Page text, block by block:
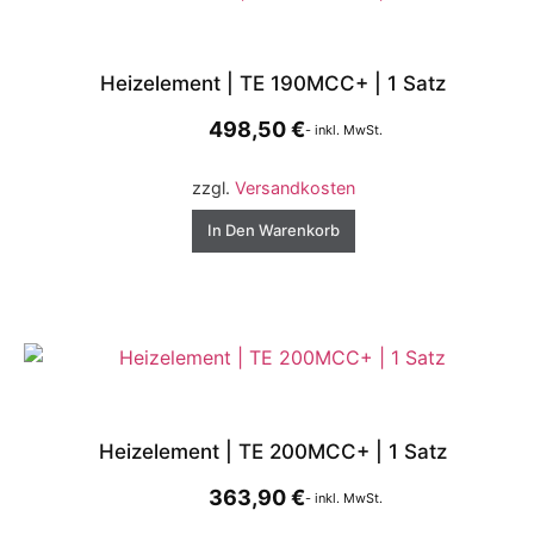
Heizelement | TE 190MCC+ | 1 Satz
498,50€- inkl. MwSt.
In Den Warenkorb
zzgl. Versandkosten
Heizelement | TE 200MCC+ | 1 Satz
363,90€- inkl. MwSt.